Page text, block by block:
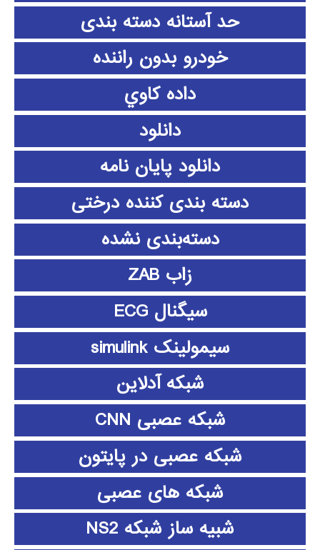
حد آستانه دسته بندی
خودرو بدون راننده
داده كاوي
دانلود
دانلود پايان نامه
دسته بندی کننده درختی
دسته‌بندی نشده
زاب ZAB
سیگنال ECG
سیمولینک simulink
شبکه آدلاین
شبکه عصبی CNN
شبکه عصبی در پایتون
شبکه های عصبی
شبیه ساز شبکه NS2